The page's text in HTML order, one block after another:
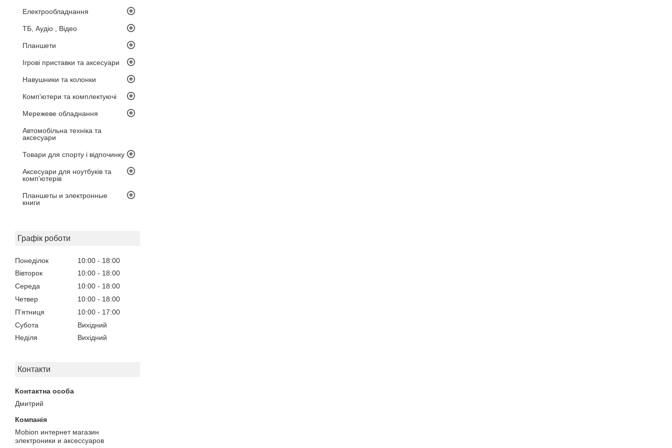
Електрообладнання
ТБ, Аудіо , Відео
Планшети
Ігрові приставки та аксесуари
Навушники та колонки
Комп'ютери та комплектуючі
Мережеве обладнання
Автомобільна техніка та
аксесуари
Товари для спорту і відпочинку
Аксесуари для ноутбуків та
комп'ютерів
Планшеты и электронные
книги
Графік роботи
Понеділок 10:00
18:00
Вівторок
10:00
18:00
Середа
10:00
18:00
Четвер
10:00
18:00
Пʼятниця
10:00
17:00
Субота
Вихідний
Неділя
Вихідний
Контакти
Дмитрий
Mobion интернет магазин
электроники и аксессуаров